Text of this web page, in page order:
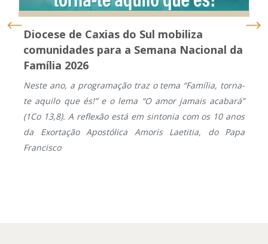
Diocese de Caxias do Sul mobiliza
comunidades para a Semana Nacional da
Família 2026
Neste ano, a programação traz o tema “Família, torna-
te aquilo que és!” e o lema “O amor jamais acabará”
(1Co 13,8). A reflexão está em sintonia com os 10 anos
da Exortação Apostólica Amoris Laetitia, do Papa
Francisco